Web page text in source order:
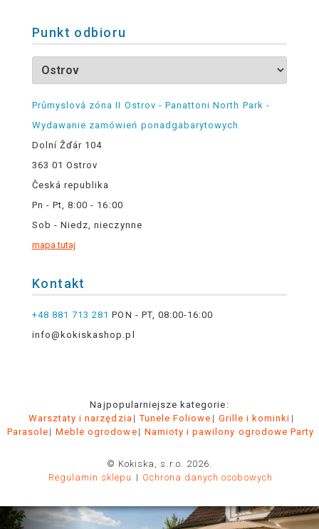
Punkt odbioru
Průmyslová zóna II Ostrov - Panattoni North Park -
Wydawanie zamówień ponadgabarytowych
Dolní Žďár 104
363 01 Ostrov
Česká republika
Pn - Pt, 8:00 - 16:00
Sob - Niedz, nieczynne
mapa tutaj
Kontakt
+48 881 713 281 PON - PT, 08:00-16:00
info@kokiskashop.pl
Najpopularniejsze kategorie:
Warsztaty i narzędzia
Tunele Foliowe
Grille i kominki
Parasole
Meble ogrodowe Namioty i pawilony ogrodowe Party
© Kokiska, s.r.o. 2026.
Regulamin sklepu
Ochrona danych osobowych